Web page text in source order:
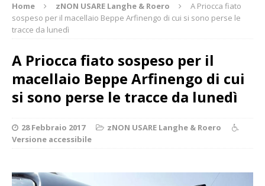
Home zNON USARE Langhe & Roero
A Priocca fiato
sospeso per il macellaio Beppe Arfinengo di cui si sono perse le
tracce da lunedì
A Priocca fiato sospeso per il
macellaio Beppe Arfinengo di cui
si sono perse le tracce da lunedì
28 Febbraio 2017
zNON USARE Langhe & Roero
Versione accessibile